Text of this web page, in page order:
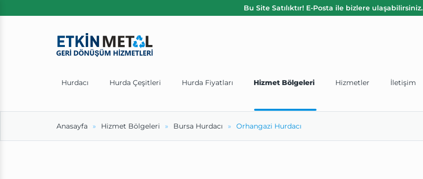
Bu Site Satılıktır! E-Posta ile bizlere ulaşabilirsiniz.
Hurdacı Hurda Çeşitleri Hurda Fiyatları Hizmet Bölgeleri Hizmetler İletişim
Anasayfa Hizmet Bölgeleri Bursa Hurdacı Orhangazi Hurdacı